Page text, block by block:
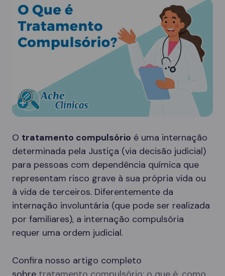
O tratamento compulsório é uma internação
determinada pela Justiça (via decisão judicial)
para pessoas com dependência química que
representam risco grave à sua própria vida ou
à vida de terceiros. Diferentemente da
internação involuntária (que pode ser realizada
por familiares), a internação compulsória
requer uma ordem judicial.
Confira nosso artigo completo